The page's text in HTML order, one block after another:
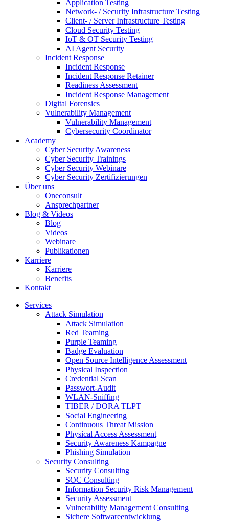
Application Testing
Network- / Security Infrastructure Testing
Client- / Server Infrastructure Testing
Cloud Security Testing
IoT & OT Security Testing
AI Agent Security
Incident Response
Incident Response
Incident Response Retainer
Readiness Assessment
Incident Response Management
Digital Forensics
Vulnerability Management
Vulnerability Management
Cybersecurity Coordinator
Academy
Cyber Security Awareness
Cyber Security Trainings
Cyber Security Webinare
Cyber Security Zertifizierungen
Über uns
Oneconsult
Ansprechpartner
Blog & Videos
Blog
Videos
Webinare
Publikationen
Karriere
Karriere
Benefits
Kontakt
Services
Attack Simulation
Attack Simulation
Red Teaming
Purple Teaming
Badge Evaluation
Open Source Intelligence Assessment
Physical Inspection
Credential Scan
Passwort-Audit
WLAN-Sniffing
TIBER / DORA TLPT
Social Engineering
Continuous Threat Mission
Physical Access Assessment
Security Awareness Kampagne
Phishing Simulation
Security Consulting
Security Consulting
SOC Consulting
Information Security Risk Management
Security Assessment
Vulnerability Management Consulting
Sichere Softwareentwicklung